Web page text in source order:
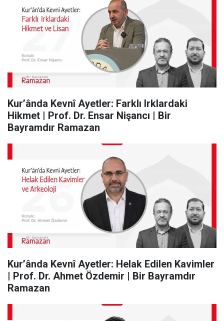
Kur’ânda Kevnî Ayetler: Farklı Irklardaki
Hikmet | Prof. Dr. Ensar Nişancı | Bir
Bayramdır Ramazan
Kur’ânda Kevnî Ayetler: Helak Edilen Kavimler
| Prof. Dr. Ahmet Özdemir | Bir Bayramdır
Ramazan